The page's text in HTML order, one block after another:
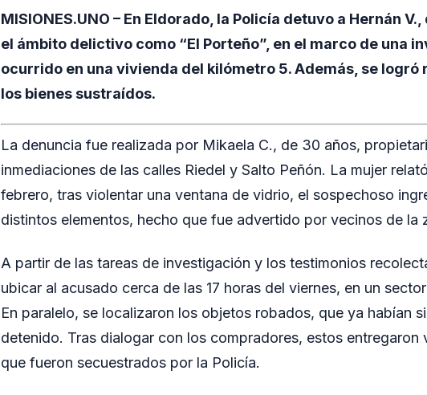
MISIONES.UNO – En Eldorado, la Policía detuvo a Hernán
el ámbito delictivo como “El Porteño”, en el marco de una
ocurrido en una vivienda del kilómetro 5. Además, se
los bienes sustraídos.
La denuncia fue realizada por Mikaela C., de 30 años,
inmediaciones de las calles Riedel y Salto Peñón. La mujer
febrero, tras violentar una ventana de vidrio, el sospechoso
distintos elementos, hecho que fue advertido por vecinos de la
A partir de las tareas de investigación y los testimonios
ubicar al acusado cerca de las 17 horas del viernes, en un
En paralelo, se localizaron los objetos robados, que ya habían
detenido. Tras dialogar con los compradores, estos entregaron
que fueron secuestrados por la Policía.